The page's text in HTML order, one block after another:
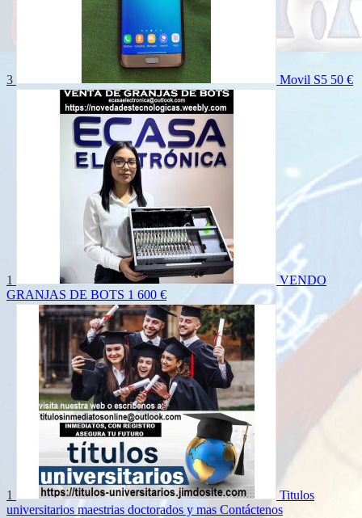
3 Movil S5 50 €
1
VENDO
GRANJAS DE BOTS 1 600 €
1
Titulos
universitarios maestrias doctorados y mas Contáctenos